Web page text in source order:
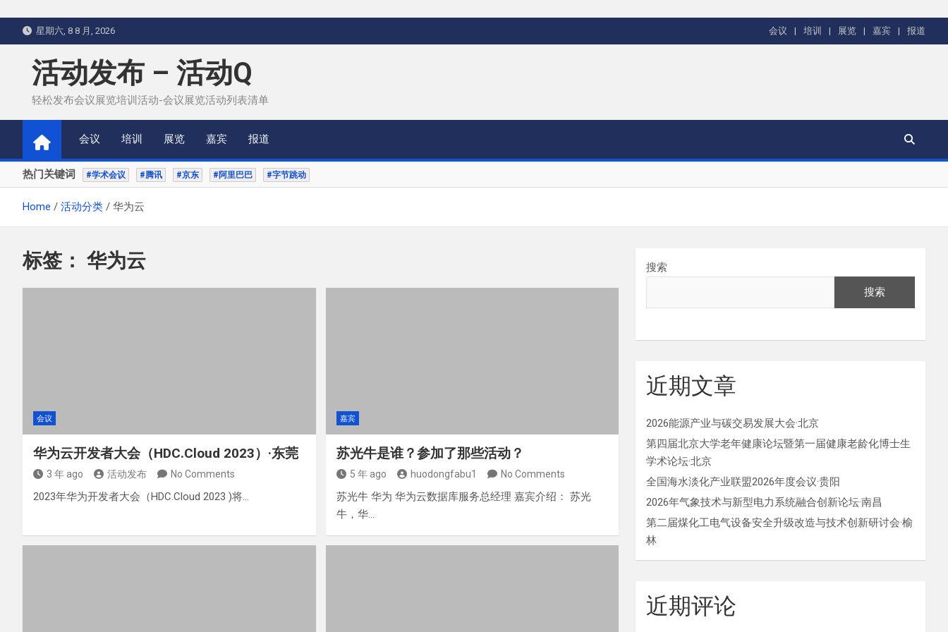
to
content
星期六, 8 8 月, 2026 会议 培训 展览 嘉宾 报道
活动发布 – 活动Q
轻松发布会议展览培训活动-会议展览活动列表清单
会议 培训 展览 嘉宾 报道
热门关键词 #学术会议 #腾讯 #京东 #阿里巴巴 #字节跳动
Home 活动分类 华为云
标签： 华为云
会议
华为云开发者大会（HDC.Cloud 2023）·东莞
3 年 ago 活动发布 No Comments
2023年华为开发者大会（HDC.Cloud 2023 )将…
嘉宾
苏光牛是谁？参加了那些活动？
5 年 ago huodongfabu1 No Comments
苏光牛 华为 华为云数据库服务总经理 嘉宾介绍： 苏光
牛，华…
搜索
搜索
近期文章
2026能源产业与碳交易发展大会·北京
第四届北京大学老年健康论坛暨第一届健康老龄化博士生
学术论坛·北京
全国海水淡化产业联盟2026年度会议·贵阳
2026年气象技术与新型电力系统融合创新论坛·南昌
第二届煤化工电气设备安全升级改造与技术创新研讨会·榆
林
近期评论